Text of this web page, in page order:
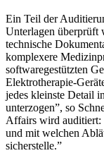
Ein Teil der
Unterlagen überprüft
technische
komplexere
softwaregestützten
Elektrotherapie-
jedes kleinste Detail
unterzogen”, so
Affairs wird auditiert:
und mit welchen
sicherstelle.”